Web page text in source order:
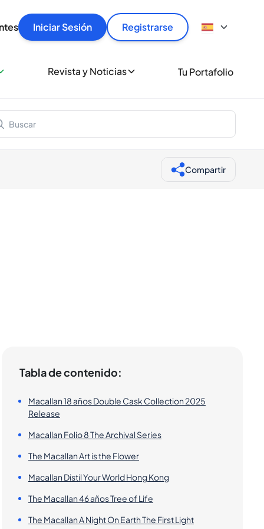
Iniciar Sesión Registrarse
rápido, con seguridad y al mejor precio.
miles de amantes del whisky y los destilados.
Revista y Noticias Tu Portafolio
Compartir
Tabla de contenido:
Macallan 18 años Double Cask Collection 2025
Release
Macallan Folio 8 The Archival Series
The Macallan Art is the Flower
Macallan Distil Your World Hong Kong
The Macallan 46 años Tree of Life
The Macallan A Night On Earth The First Light